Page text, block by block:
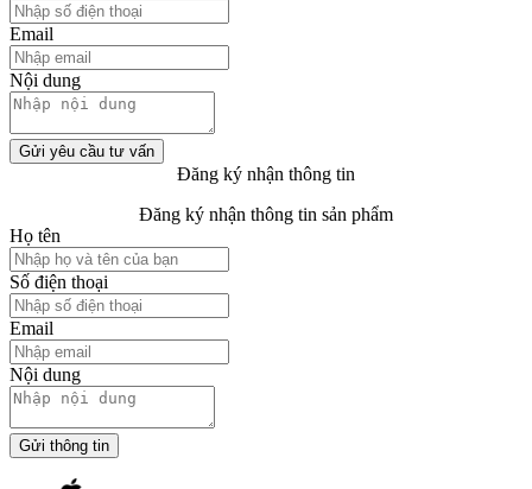
Email
Nội dung
Gửi yêu cầu tư vấn
Đăng ký nhận thông tin
Đăng ký nhận thông tin sản phẩm
Họ tên
Số điện thoại
Email
Nội dung
Gửi thông tin